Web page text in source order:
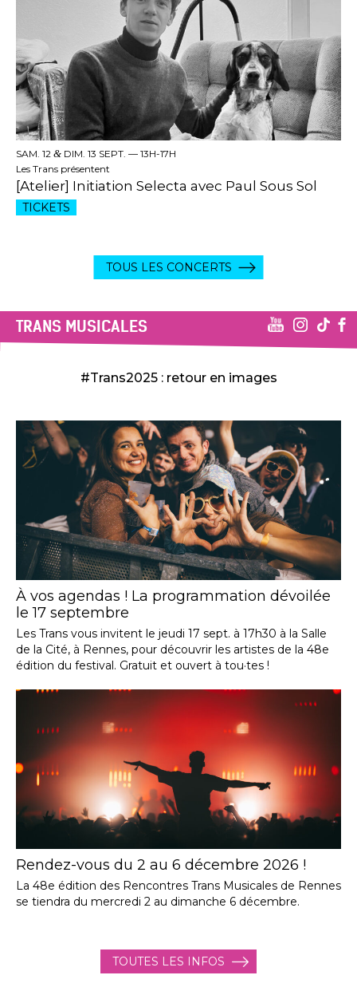
SAM. 12 & DIM. 13 SEPT. — 13H-17H
Les Trans présentent
[Atelier] Initiation Selecta avec Paul Sous Sol
TICKETS
TOUS LES CONCERTS
TRANS MUSICALES
#Trans2025 : retour en images
À vos agendas ! La programmation dévoilée
le 17 septembre
Les Trans vous invitent le jeudi 17 sept. à 17h30 à la Salle
de la Cité, à Rennes, pour découvrir les artistes de la 48e
édition du festival. Gratuit et ouvert à tou·tes !
Rendez-vous du 2 au 6 décembre 2026 !
La 48e édition des Rencontres Trans Musicales de Rennes
se tiendra du mercredi 2 au dimanche 6 décembre.
TOUTES LES INFOS